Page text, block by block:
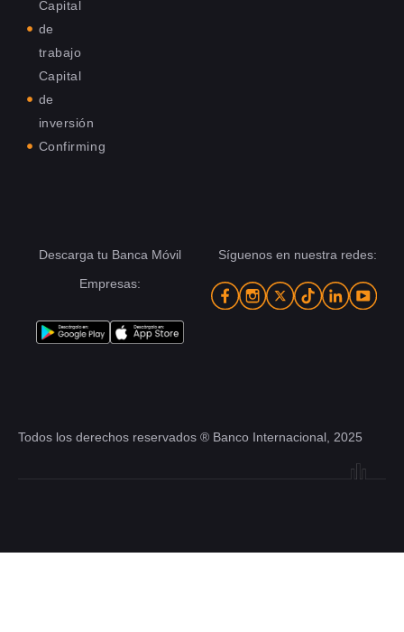
Capital
de
trabajo
Capital
de
inversión
Confirming
Descarga tu Banca Móvil
Empresas:
Síguenos en nuestra redes:
Todos los derechos reservados ® Banco Internacional, 2025